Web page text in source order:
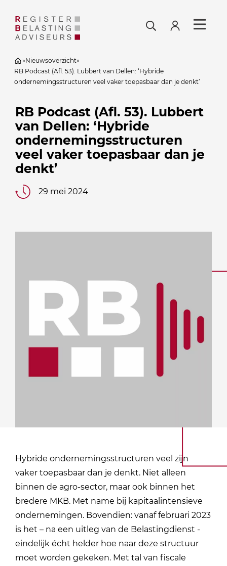
»Nieuwsoverzicht»
RB Podcast (Afl. 53). Lubbert van Dellen: ‘Hybride
ondernemingsstructuren veel vaker toepasbaar dan je denkt’
RB Podcast (Afl. 53). Lubbert
van Dellen: ‘Hybride
ondernemingsstructuren
veel vaker toepasbaar dan je
denkt’
29 mei 2024
Hybride ondernemingsstructuren veel zijn
vaker toepasbaar dan je denkt. Niet alleen
binnen de agro-sector, maar ook binnen het
bredere MKB. Met name bij kapitaalintensieve
ondernemingen. Bovendien: vanaf februari 2023
is het – na een uitleg van de Belastingdienst -
eindelijk écht helder hoe naar deze structuur
moet worden gekeken. Met tal van fiscale